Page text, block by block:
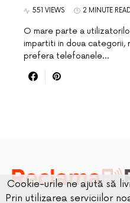
551 VIEWS 2 MINUTE
O mare parte a
impartiti in doua categorii,
prefera telefoanele…
Cookie-urile ne ajută să
Prin utilizarea serviciilor